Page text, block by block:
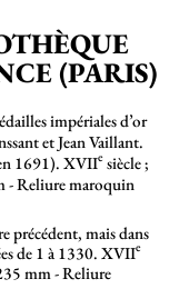
(PARIS)
impériales d’or
et Jean Vaillant.
1691). XVIIe siècle;
- Reliure maroquin
précédent, mais dans
de 1 à 1330. XVIIe
mm - Reliure